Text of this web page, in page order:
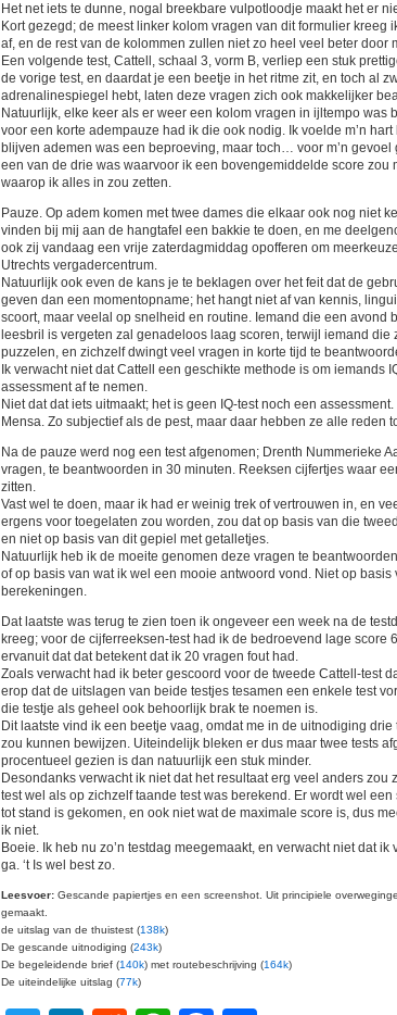
Het net iets te dunne, nogal breekbare vulpotloodje maakt het er
Kort gezegd; de meest linker kolom vragen van dit formulier kreeg
af, en de rest van de kolommen zullen niet zo heel veel beter door
Een volgende test, Cattell, schaal 3, vorm B, verliep een stuk
de vorige test, en daardat je een beetje in het ritme zit, en toch al
adrenalinespiegel hebt, laten deze vragen zich ook makkelijker
Natuurlijk, elke keer als er weer een kolom vragen in ijltempo was
voor een korte adempauze had ik die ook nodig. Ik voelde m’n
blijven ademen was een beproeving, maar toch… voor m’n gevoel
een van de drie was waarvoor ik een bovengemiddelde score zou
waarop ik alles in zou zetten.
Pauze. Op adem komen met twee dames die elkaar ook nog niet
vinden bij mij aan de hangtafel een bakkie te doen, en me
ook zij vandaag een vrije zaterdagmiddag opofferen om
Utrechts vergadercentrum.
Natuurlijk ook even de kans je te beklagen over het feit dat de
geven dan een momentopname; het hangt niet af van kennis,
scoort, maar veelal op snelheid en routine. Iemand die een avond
leesbril is vergeten zal genadeloos laag scoren, terwijl iemand die
puzzelen, en zichzelf dwingt veel vragen in korte tijd te
Ik verwacht niet dat Cattell een geschikte methode is om iemands
assessment af te nemen.
Niet dat dat iets uitmaakt; het is geen IQ-test noch een
Mensa. Zo subjectief als de pest, maar daar hebben ze alle reden
Na de pauze werd nog een test afgenomen; Drenth Nummerieke
vragen, te beantwoorden in 30 minuten. Reeksen cijfertjes waar
zitten.
Vast wel te doen, maar ik had er weinig trek of vertrouwen in, en
ergens voor toegelaten zou worden, zou dat op basis van die
en niet op basis van dit gepiel met getalletjes.
Natuurlijk heb ik de moeite genomen deze vragen te
of op basis van wat ik wel een mooie antwoord vond. Niet op
berekeningen.
Dat laatste was terug te zien toen ik ongeveer een week na de
kreeg; voor de cijferreeksen-test had ik de bedroevend lage score
ervanuit dat dat betekent dat ik 20 vragen fout had.
Zoals verwacht had ik beter gescoord voor de tweede Cattell-test
erop dat de uitslagen van beide testjes tesamen een enkele test
die testje als geheel ook behoorlijk brak te noemen is.
Dit laatste vind ik een beetje vaag, omdat me in de uitnodiging
zou kunnen bewijzen. Uiteindelijk bleken er dus maar twee tests
procentueel gezien is dan natuurlijk een stuk minder.
Desondanks verwacht ik niet dat het resultaat erg veel anders zou
test wel als op zichzelf taande test was berekend. Er wordt wel
tot stand is gekomen, en ook niet wat de maximale score is, dus
ik niet.
Boeie. Ik heb nu zo’n testdag meegemaakt, en verwacht niet dat
ga. ‘t Is wel best zo.
Leesvoer: Gescande papiertjes en een screenshot. Uit principiele
gemaakt.
de uitslag van de thuistest (138k)
De gescande uitnodiging (243k)
De begeleidende brief (140k) met routebeschrijving (164k)
De uiteindelijke uitslag (77k)